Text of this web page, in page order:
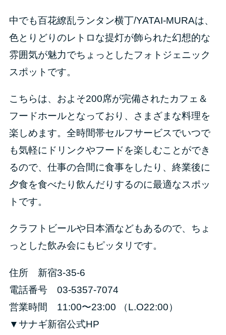
中でも百花繚乱ランタン横丁/YATAI-MURAは、
色とりどりのレトロな提灯が飾られた幻想的な
雰囲気が魅力でちょっとしたフォトジェニック
スポットです。
こちらは、およそ200席が完備されたカフェ＆
フードホールとなっており、さまざまな料理を
楽しめます。全時間帯セルフサービスでいつで
も気軽にドリンクやフードを楽しむことができ
るので、仕事の合間に食事をしたり、終業後に
夕食を食べたり飲んだりするのに最適なスポッ
トです。
クラフトビールや日本酒などもあるので、ちょ
っとした飲み会にもピッタリです。
住所 新宿3-35-6
電話番号 03-5357-7074
営業時間 11:00〜23:00 （L.O22:00）
▼サナギ新宿公式HP